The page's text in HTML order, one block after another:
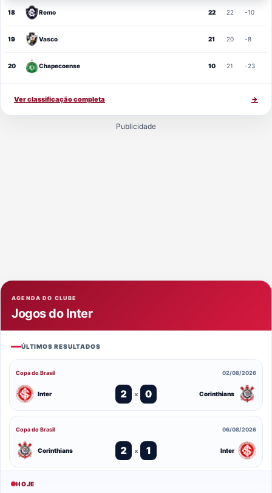
18 Remo 22 22 -10
19 Vasco 21 20 -8
20 Chapecoense 10 21 -23
Ver classificação completa →
Publicidade
AGENDA DO CLUBE
Jogos do Inter
ÚLTIMOS RESULTADOS
Copa do Brasil 02/08/2026
Inter 2 x 0 Corinthians
Copa do Brasil 06/08/2026
Corinthians 2 x 1 Inter
HOJE